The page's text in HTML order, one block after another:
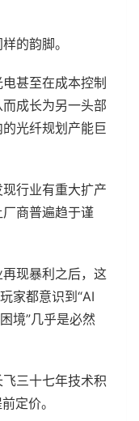
的韵脚。
甚至在成本控制
成长为另一头部
光纤规划产能巨
行业有重大扩产
商普遍趋于谨
现暴利之后，这
家都意识到“AI
境”几乎是必然
三十七年技术积
定价。